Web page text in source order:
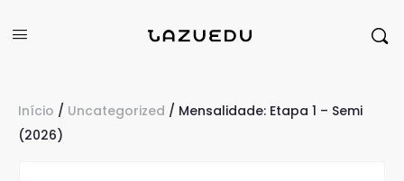
Início / Uncategorized / Mensalidade: Etapa 1 – Semi
(2026)